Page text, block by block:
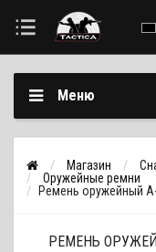
Меню
Магазин
Оружейные ремни
Ремень оружейный
РЕМЕНЬ